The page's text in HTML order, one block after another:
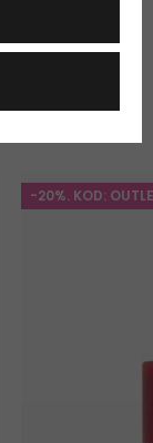
-20%. KOD: